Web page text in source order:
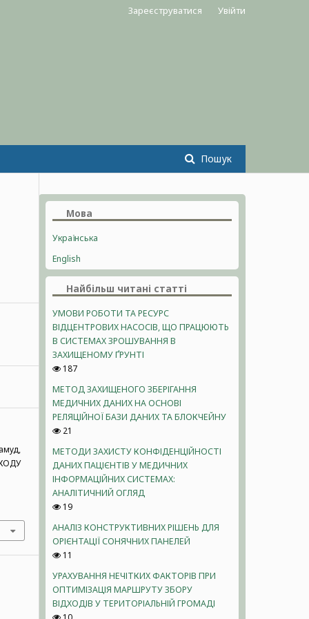
Пошук
Зареєструватися Увійти
Мова
Українська
English
Найбільш читані статті
УМОВИ РОБОТИ ТА РЕСУРС
ВІДЦЕНТРОВИХ НАСОСІВ, ЩО ПРАЦЮЮТЬ
В СИСТЕМАХ ЗРОШУВАННЯ В
ЗАХИЩЕНОМУ ҐРУНТІ
187
МЕТОД ЗАХИЩЕНОГО ЗБЕРІГАННЯ
МЕДИЧНИХ ДАНИХ НА ОСНОВІ
РЕЛЯЦІЙНОЇ БАЗИ ДАНИХ ТА БЛОКЧЕЙНУ
21
МЕТОДИ ЗАХИСТУ КОНФІДЕНЦІЙНОСТІ
ДАНИХ ПАЦІЄНТІВ У МЕДИЧНИХ
ІНФОРМАЦІЙНИХ СИСТЕМАХ:
АНАЛІТИЧНИЙ ОГЛЯД
19
АНАЛІЗ КОНСТРУКТИВНИХ РІШЕНЬ ДЛЯ
ОРІЄНТАЦІЇ СОНЯЧНИХ ПАНЕЛЕЙ
11
УРАХУВАННЯ НЕЧІТКИХ ФАКТОРІВ ПРИ
ОПТИМІЗАЦІЯ МАРШРУТУ ЗБОРУ
ВІДХОДІВ У ТЕРИТОРІАЛЬНІЙ ГРОМАДІ